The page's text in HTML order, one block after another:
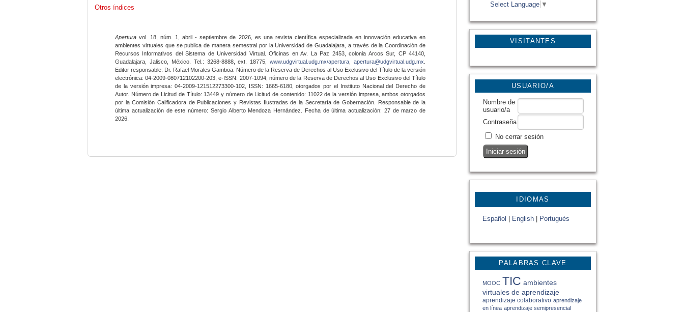
Select Language ▼
VISITANTES
USUARIO/A
Nombre de
usuario/a
Contraseña
No cerrar sesión
IDIOMAS
Español English Portugués
PALABRAS CLAVE
MOOC TIC ambientes
virtuales de aprendizaje
aprendizaje colaborativo aprendizaje
en línea aprendizaje semipresencial
Otros índices
Apertura vol. 18, núm. 1, abril - septiembre de 2026, es una revista científica especializada en innovación educativa en
ambientes virtuales que se publica de manera semestral por la Universidad de Guadalajara, a través de la Coordinación de
Recursos Informativos del Sistema de Universidad Virtual. Oficinas en Av. La Paz 2453, colonia Arcos Sur, CP 44140,
Guadalajara, Jalisco, México. Tel.: 3268-8888, ext. 18775,www.udgvirtual.udg.mx/apertura apertura@udgvirtual.udg.mx
Editor responsable: Dr. Rafael Morales Gamboa. Número de la Reserva de Derechos al Uso Exclusivo del Título de la versión
electrónica: 04-2009-080712102200-203, e-ISSN: 2007-1094; número de la Reserva de Derechos al Uso Exclusivo del Título
de la versión impresa: 04-2009-121512273300-102, ISSN: 1665-6180, otorgados por el Instituto Nacional del Derecho de
Autor. Número de Licitud de Título: 13449 y número de Licitud de contenido: 11022 de la versión impresa, ambos otorgados
por la Comisión Calificadora de Publicaciones y Revistas Ilustradas de la Secretaría de Gobernación. Responsable de la
última actualización de este número: Sergio Alberto Mendoza Hernández. Fecha de última actualización: 27 de marzo de
2026.